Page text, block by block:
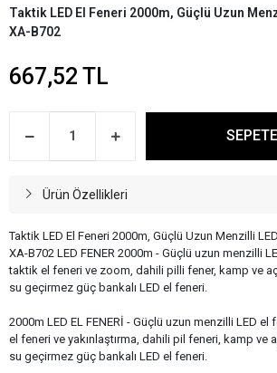
Taktik LED El Feneri 2000m, Güçlü Uzun
XA-B702
667,52 TL
Ürün Özellikleri
Taktik LED El Feneri 2000m, Güçlü Uzun Menzilli
XA-B702 LED FENER 2000m - Güçlü uzun menzilli
taktik el feneri ve zoom, dahili pilli fener, kamp ve
su geçirmez güç bankalı LED el feneri.
2000m LED EL FENERİ - Güçlü uzun menzilli LED el
el feneri ve yakınlaştırma, dahili pil feneri, kamp ve
su geçirmez güç bankalı LED el feneri.